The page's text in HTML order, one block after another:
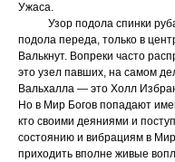
Ужаса.
Узор подола спинки
подола переда, только в
Валькнут. Вопреки часто
это узел павших, на самом
Вальхалла — это Холл
Но в Мир Богов попадают
кто своими деяниями и
состоянию и вибрациям в
приходить вполне живые